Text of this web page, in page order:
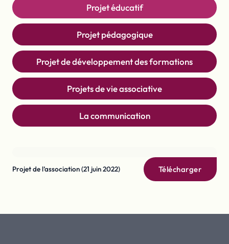
Projet éducatif
Projet pédagogique
Projet de développement des formations
Projets de vie associative
La communication
Projet de l’association (21 juin 2022) Télécharger